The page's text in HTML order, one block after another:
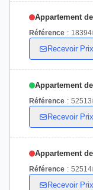
Appartement
Référence : 18394
Recevoir
Appartement
Référence : 52513
Recevoir
Appartement
Référence : 52514
Recevoir